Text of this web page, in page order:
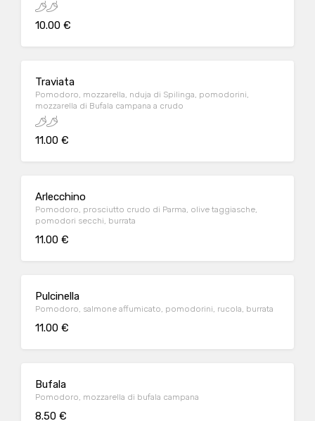
10.00 €
Traviata
Pomodoro, mozzarella, nduja di Spilinga, pomodorini,
mozzarella di Bufala campana a crudo
11.00 €
Arlecchino
Pomodoro, prosciutto crudo di Parma, olive taggiasche,
pomodori secchi, burrata
11.00 €
Pulcinella
Pomodoro, salmone affumicato, pomodorini, rucola, burrata
11.00 €
Bufala
Pomodoro, mozzarella di bufala campana
8.50 €